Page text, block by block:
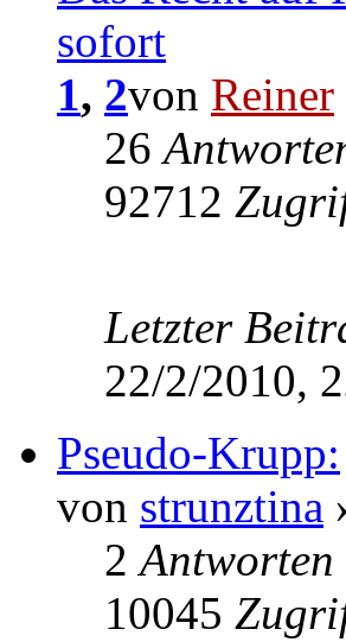
sofort
1, 2von Reiner
26
92712
Letzter
22/2/2010,
Pseudo-Krupp:
von strunztina
2Antworten
10045